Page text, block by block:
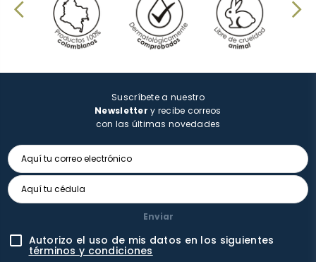
Suscríbete a nuestro
Newsletter y recibe correos
con las últimas novedades
Enviar
Autorizo el uso de mis datos en los siguientes
términos y condiciones